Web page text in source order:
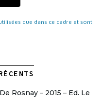
que dans ce cadre et sont
Rosnay – 2015 – Ed. Le